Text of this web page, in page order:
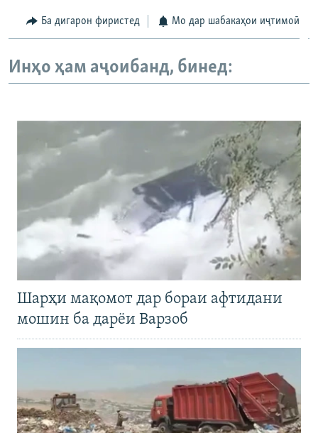
Ба дигарон фиристед Мо дар шабакаҳои иҷтимоӣ
Инҳо ҳам аҷоибанд, бинед:
Шарҳи мақомот дар бораи афтидани
мошин ба дарёи Варзоб